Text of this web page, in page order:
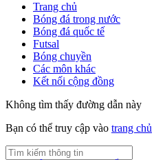
Trang chủ
Bóng đá trong nước
Bóng đá quốc tế
Futsal
Bóng chuyền
Các môn khác
Kết nối cộng đồng
Không tìm thấy đường dẫn này
Bạn có thể truy cập vào trang chủ